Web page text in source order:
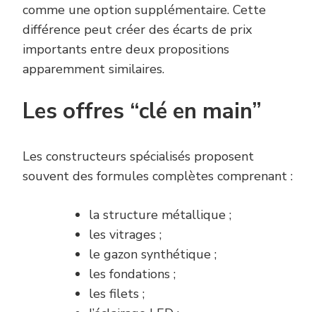
comme une option supplémentaire. Cette
différence peut créer des écarts de prix
importants entre deux propositions
apparemment similaires.
Les offres “clé en main”
Les constructeurs spécialisés proposent
souvent des formules complètes comprenant :
la structure métallique ;
les vitrages ;
le gazon synthétique ;
les fondations ;
les filets ;